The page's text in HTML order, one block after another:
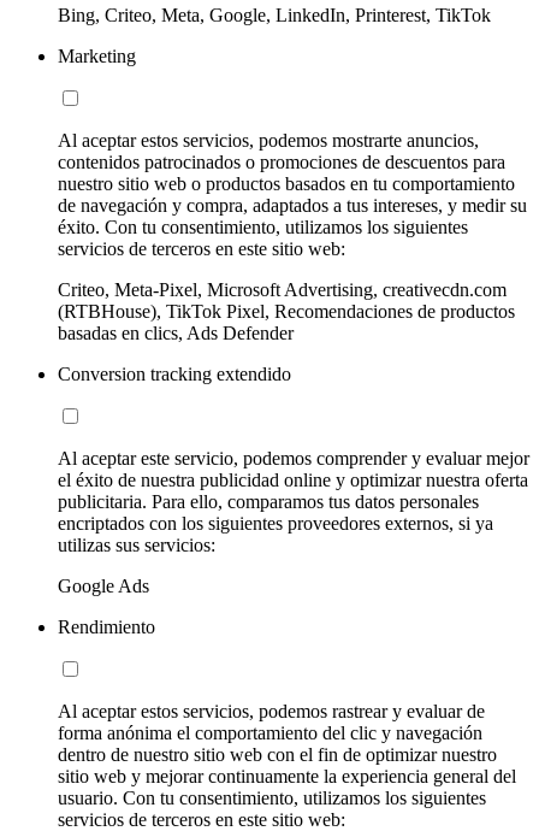
Bing, Criteo, Meta, Google, LinkedIn, Printerest, TikTok
Marketing
Al aceptar estos servicios, podemos mostrarte anuncios,
contenidos patrocinados o promociones de descuentos para
nuestro sitio web o productos basados en tu comportamiento
de navegación y compra, adaptados a tus intereses, y medir su
éxito. Con tu consentimiento, utilizamos los siguientes
servicios de terceros en este sitio web:
Criteo, Meta-Pixel, Microsoft Advertising, creativecdn.com
(RTBHouse), TikTok Pixel, Recomendaciones de productos
basadas en clics, Ads Defender
Conversion tracking extendido
Al aceptar este servicio, podemos comprender y evaluar mejor
el éxito de nuestra publicidad online y optimizar nuestra oferta
publicitaria. Para ello, comparamos tus datos personales
encriptados con los siguientes proveedores externos, si ya
utilizas sus servicios:
Google Ads
Rendimiento
Al aceptar estos servicios, podemos rastrear y evaluar de
forma anónima el comportamiento del clic y navegación
dentro de nuestro sitio web con el fin de optimizar nuestro
sitio web y mejorar continuamente la experiencia general del
usuario. Con tu consentimiento, utilizamos los siguientes
servicios de terceros en este sitio web: